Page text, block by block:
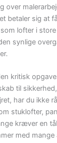
over
betaler sig at
lofter i
synlige
kritisk
til
har du ikke
stuklofter,
kræver en
med mange